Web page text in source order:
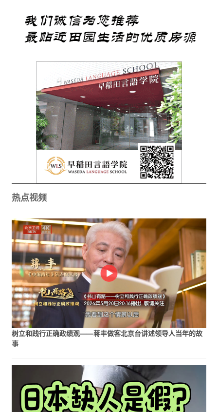
热点视频
树立和践行正确政绩观——蒋丰做客北京台讲述领导人当年的故
事